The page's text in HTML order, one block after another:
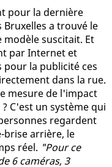
pour la dernière
Bruxelles a trouvé le
modèle suscitait. Et
par Internet et
pour la publicité ces
dans la rue.
mesure de l'impact
C'est un système qui
regardent
brise arrière, le
réel. "Pour ce
6 caméras, 3